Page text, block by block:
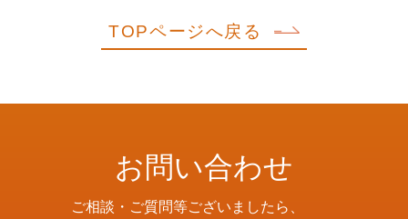
TOPページへ戻る
お問い合わせ
ご相談・ご質問等ございましたら、